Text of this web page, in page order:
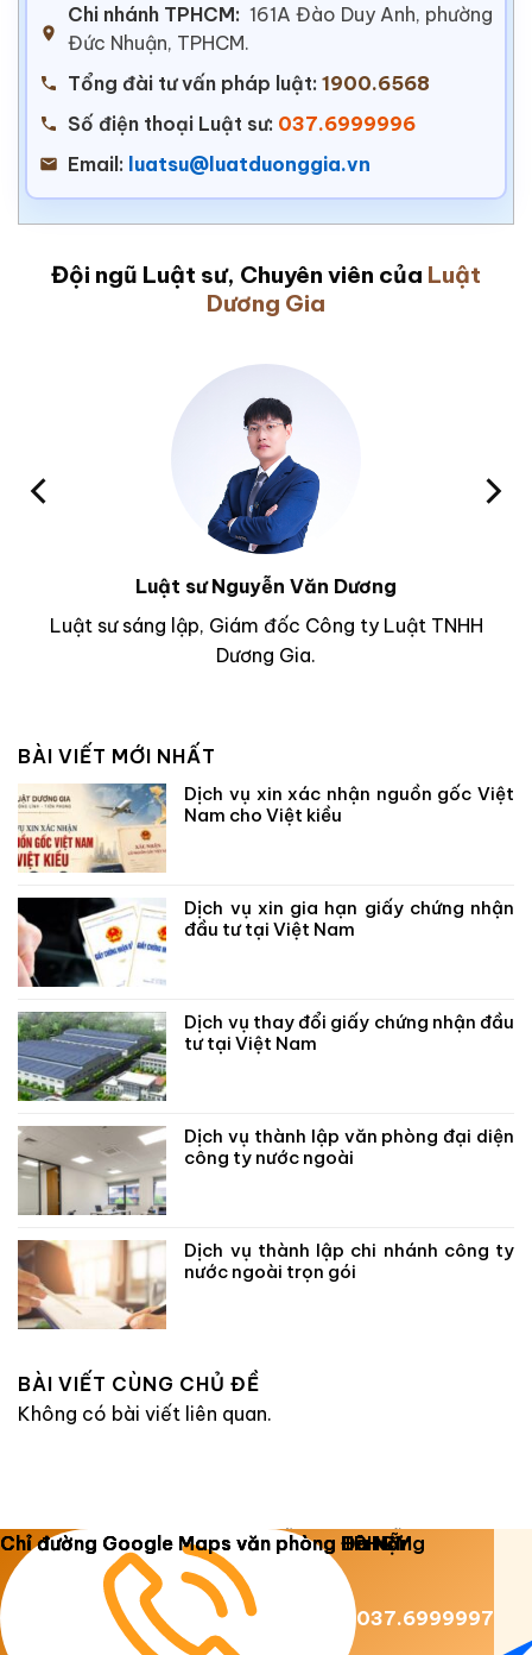
Chi nhánh TPHCM: 161A Đào Duy Anh, phường
Đức Nhuận, TPHCM.
Tổng đài tư vấn pháp luật: 1900.6568
Số điện thoại Luật sư: 037.6999996
Email: luatsu@luatduonggia.vn
Đội ngũ Luật sư, Chuyên viên của Luật
Dương Gia
Luật sư Nguyễn Văn Dương
Luật sư sáng lập, Giám đốc Công ty Luật TNHH
Dương Gia.
BÀI VIẾT MỚI NHẤT
Dịch vụ xin xác nhận nguồn gốc Việt
Nam cho Việt kiều
Dịch vụ xin gia hạn giấy chứng nhận
đầu tư tại Việt Nam
Dịch vụ thay đổi giấy chứng nhận đầu
tư tại Việt Nam
Dịch vụ thành lập văn phòng đại diện
công ty nước ngoài
Dịch vụ thành lập chi nhánh công ty
nước ngoài trọn gói
BÀI VIẾT CÙNG CHỦ ĐỀ
Không có bài viết liên quan.
Copyright 2026 © Luật Dương Gia